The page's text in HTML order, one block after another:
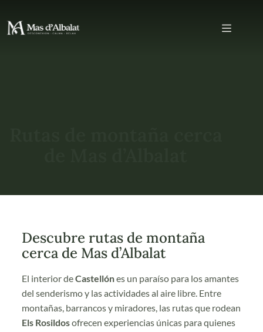
Descubre rutas de montaña
cerca de Mas d’Albalat
El interior deCastellónes un paraíso para los amantes
del senderismo y las actividades al aire libre. Entre
montañas, barrancos y miradores, las rutas que rodean
Els Rosildosofrecen experiencias únicas para quienes